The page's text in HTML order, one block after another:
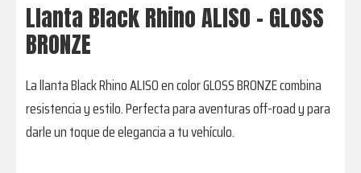
Llanta Black Rhino ALISO - GLOSS
BRONZE
La llanta Black Rhino ALISO en color GLOSS BRONZE combina
resistencia y estilo. Perfecta para aventuras off-road y para
darle un toque de elegancia a tu vehículo.